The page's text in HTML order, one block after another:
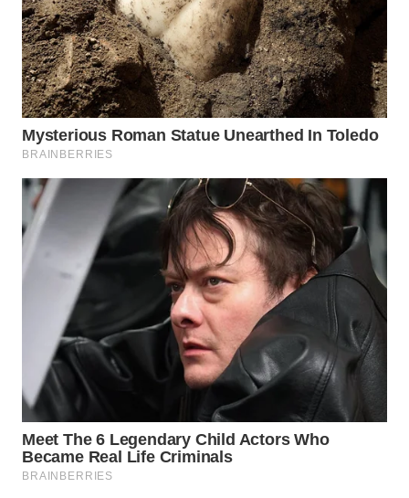
WN
CIANJUR
WN
KEPULAUAN
SERIBU
TANGERANG
BINJAI
WN
CIREBON
WN
INDRAMAYU
WN
KUNINGAN